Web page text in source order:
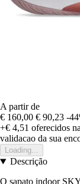
A partir de
€ 160,00 € 90,23 -
+€ 4,51 oferecidos
validacao da sua
Loading...
Descrição
O sapato indoor